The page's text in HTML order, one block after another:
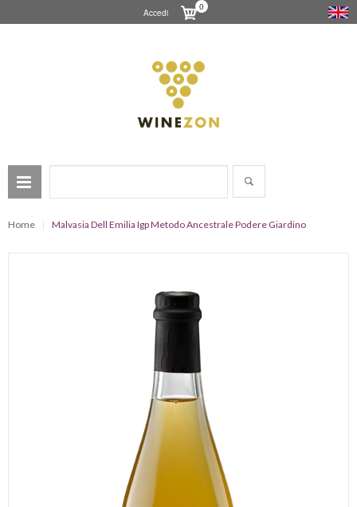
Accedi
0
Home Malvasia Dell Emilia Igp Metodo Ancestrale Podere Giardino